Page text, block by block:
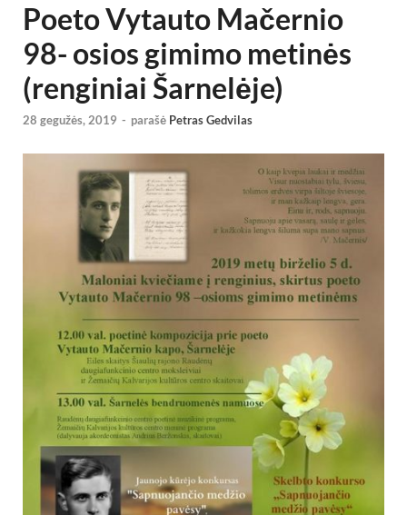
Poeto Vytauto Mačernio
98- osios gimimo metinės
(renginiai Šarnelėje)
28 gegužės, 2019 - parašė Petras Gedvilas